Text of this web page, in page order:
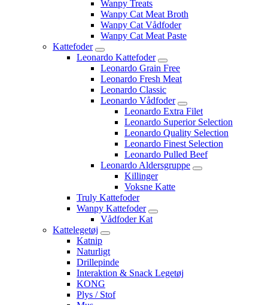
Wanpy Treats
Wanpy Cat Meat Broth
Wanpy Cat Vådfoder
Wanpy Cat Meat Paste
Kattefoder
Leonardo Kattefoder
Leonardo Grain Free
Leonardo Fresh Meat
Leonardo Classic
Leonardo Vådfoder
Leonardo Extra Filet
Leonardo Superior Selection
Leonardo Quality Selection
Leonardo Finest Selection
Leonardo Pulled Beef
Leonardo Aldersgruppe
Killinger
Voksne Katte
Truly Kattefoder
Wanpy Kattefoder
Vådfoder Kat
Kattelegetøj
Katnip
Naturligt
Drillepinde
Interaktion & Snack Legetøj
KONG
Plys / Stof